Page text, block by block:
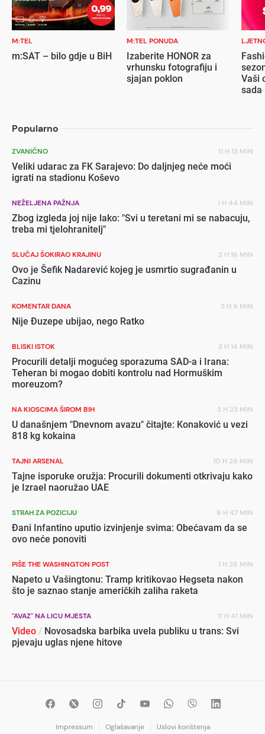
M:TEL
m:SAT – bilo gdje u BiH
M:TEL PONUDA
Izaberite HONOR za
vrhunsku fotografiju i
sjajan poklon
Vaši
sada
Popularno
ZVANIČNO 11 H 13 MIN
Veliki udarac za FK Sarajevo: Do daljnjeg neće moći
igrati na stadionu Koševo
NEŽELJENA PAŽNJA 1 H 44 MIN
Zbog izgleda joj nije lako: "Svi u teretani mi se nabacuju,
treba mi tjelohranitelj"
SLUČAJ ŠOKIRAO KRAJINU 2 H 16 MIN
Ovo je Šefik Nadarević kojeg je usmrtio sugrađanin u
Cazinu
KOMENTAR DANA 3 H 9 MIN
Nije Đuzepe ubijao, nego Ratko
BLISKI ISTOK 3 H 14 MIN
Procurili detalji mogućeg sporazuma SAD-a i Irana:
Teheran bi mogao dobiti kontrolu nad Hormuškim
moreuzom?
NA KIOSCIMA ŠIROM BIH 3 H 23 MIN
U današnjem "Dnevnom avazu" čitajte: Konaković u vezi
818 kg kokaina
TAJNI ARSENAL 10 H 29 MIN
Tajne isporuke oružja: Procurili dokumenti otkrivaju kako
je Izrael naoružao UAE
STRAH ZA POZICIJU 9 H 47 MIN
Đani Infantino uputio izvinjenje svima: Obećavam da se
ovo neće ponoviti
PIŠE THE WASHINGTON POST 1 H 26 MIN
Napeto u Vašingtonu: Tramp kritikovao Hegseta nakon
što je saznao stanje američkih zaliha raketa
"AVAZ" NA LICU MJESTA 11 H 41 MIN
Video / Novosadska barbika uvela publiku u trans: Svi
pjevaju uglas njene hitove
Impressum Oglašavanje Uslovi korištenja